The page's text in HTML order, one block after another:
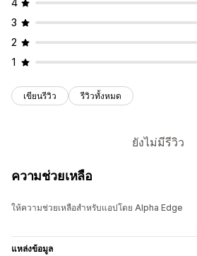
4
3
2
1
เขียนรีวิว รีวิวทั้งหมด
ยังไม่มีรีวิว
ความช่วยเหลือ
ให้ความช่วยเหลือสำหรับแอปโดย Alpha Edge
แหล่งข้อมูล